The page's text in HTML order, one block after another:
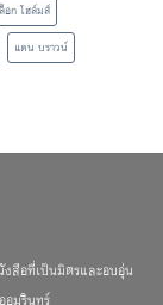
อก โฮล์มส์
แดน บราวน์
สือที่เป็นมิตรและอบอุ่น
อมรินทร์